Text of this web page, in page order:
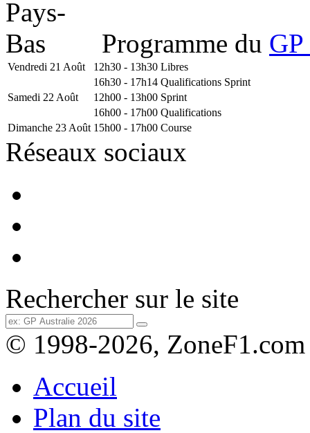
Programme du
Vendredi 21 Août 12h30 - 13h30 Libres
16h30 - 17h14 Qualifications Sprint
Samedi 22 Août
12h00 - 13h00 Sprint
16h00 - 17h00 Qualifications
Dimanche 23 Août 15h00 - 17h00 Course
Réseaux sociaux
Rechercher sur le site
© 1998-2026, ZoneF1.com
Accueil
Plan du site